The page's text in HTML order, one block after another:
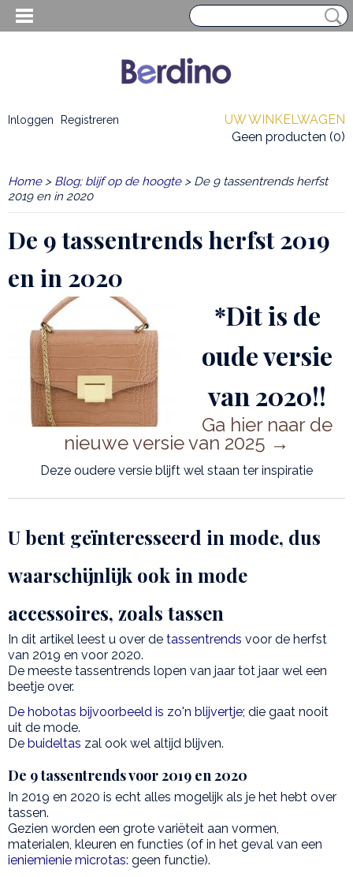
Inloggen Registreren
UW WINKELWAGEN
Geen producten (0)
Home> Blog; blijf op de hoogte> De 9 tassentrends herfst
2019 en in 2020
De 9 tassentrends herfst 2019
en in 2020
*Dit is de
oude versie
van 2020!!
Ga hier naar de
nieuwe versie van 2025 →
Deze oudere versie blijft wel staan ter inspiratie
U bent geïnteresseerd in mode, dus
waarschijnlijk ook in mode
accessoires, zoals tassen
In dit artikel leest u over de tassentrends voor de herfst
van 2019 en voor 2020.
De meeste tassentrends lopen van jaar tot jaar wel een
beetje over.
De hobotas bijvoorbeeld is zo'n blijvertje; die gaat nooit
uit de mode.
De buideltas zal ook wel altijd blijven.
De 9 tassentrends voor 2019 en 2020
In 2019 en 2020 is echt alles mogelijk als je het hebt over
tassen.
Gezien worden een grote variëteit aan vormen,
materialen, kleuren en functies (of in het geval van een
ieniemienie microtas: geen functie).
HEREN